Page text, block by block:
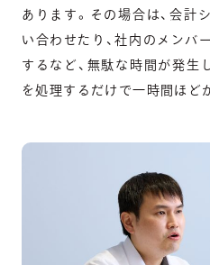
あります。その場合は、会計
い合わせたり、社内のメンバ
するなど、無駄な時間が発生
を処理するだけで一時間ほど